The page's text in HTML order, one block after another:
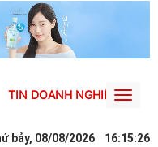
TIN DOANH NGHIỆP Toggle
triệu đồng vì cuộc gọi
bảy, 08/08/2026 16:15:27